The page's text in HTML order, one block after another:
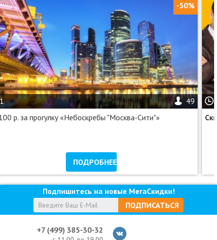
-50%
1
49
р. за прогулку «Небоскребы "Москва-Сити"»
ПОДРОБНЕЕ
Подпишитесь на новые МегаСкидки!
ПОДПИСАТЬСЯ
+7 (499) 385-30-32